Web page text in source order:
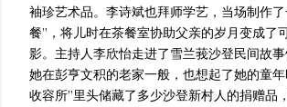
袖珍艺术品。李诗斌也拜师学艺，当场制作
餐”，将儿时在茶餐室协助父亲的岁月变成了
影。主持人李欣怡走进了雪兰莪沙登民间故
她在彭亨文积的老家一般，也想起了她的童
收容所”里头储藏了多少沙登新村人的捐赠品